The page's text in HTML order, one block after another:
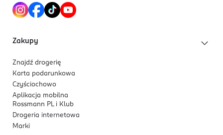
Zakupy
Znajdź drogerię
Karta podarunkowa
Czyściochowo
Aplikacja mobilna
Rossmann PL i Klub
Drogeria internetowa
Marki